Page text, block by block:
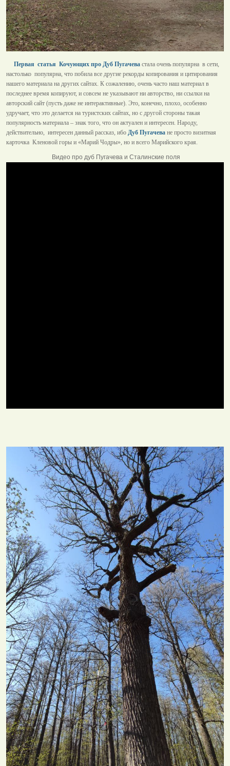
Первая статья Кочующих про Дуб Пугачева стала очень популярна в сети,
настолько популярна, что побила все другие рекорды копирования и цитирования
нашего материала на других сайтах. К сожалению, очень часто наш материал в
последнее время копируют, и совсем не указывают ни авторство, ни ссылки на
авторский сайт (пусть даже не интерактивные). Это, конечно, плохо, особенно
удручает, что это делается на туристских сайтах, но с другой стороны такая
популярность материала – знак того, что он актуален и интересен. Народу,
действительно, интересен данный рассказ, ибо Дуб Пугачева не просто визитная
карточка Кленовой горы и «Марий Чодры», но и всего Марийского края.
Видео про дуб Пугачева и Сталинские поля